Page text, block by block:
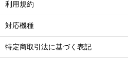
利用規約
対応機種
特定商取引法に基づく表記